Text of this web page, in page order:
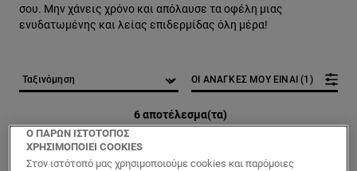
σου. Μην χάνεις χρόνο και απόλαυσε τα οφέλη μιας
ενυδατωμένης και λείας επιδερμίδας όλη μέρα!
6 αποτέλεσμα(τα)
ΟΙ ΑΝΑΓΚΕΣ ΜΟΥ ΕΙΝΑΙ (1)
Ο ΠΑΡΩΝ ΙΣΤΟΤΟΠΟΣ
ΧΡΗΣΙΜΟΠΟΙΕΙ COOKIES
Στον ιστότοπό μας χρησιμοποιούμε cookies και παρόμοιες